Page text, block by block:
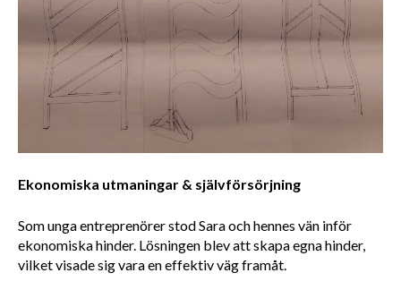
Ekonomiska utmaningar & självförsörjning
Som unga entreprenörer stod Sara och hennes vän inför
ekonomiska hinder. Lösningen blev att skapa egna hinder,
vilket visade sig vara en effektiv väg framåt.